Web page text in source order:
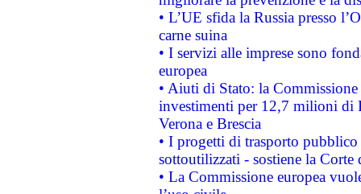
• L’UE sfida la Russia presso
carne suina
• I servizi alle imprese sono
europea
• Aiuti di Stato: la
investimenti per 12,7 milioni di
Verona e Brescia
• I progetti di trasporto
sottoutilizzati - sostiene la Corte
• La Commissione europea